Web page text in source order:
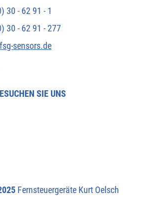
30 - 62 91 - 1
30 - 62 91 - 277
sensors.de
Fernsteuergeräte Kurt Oelsch
SIE UNS